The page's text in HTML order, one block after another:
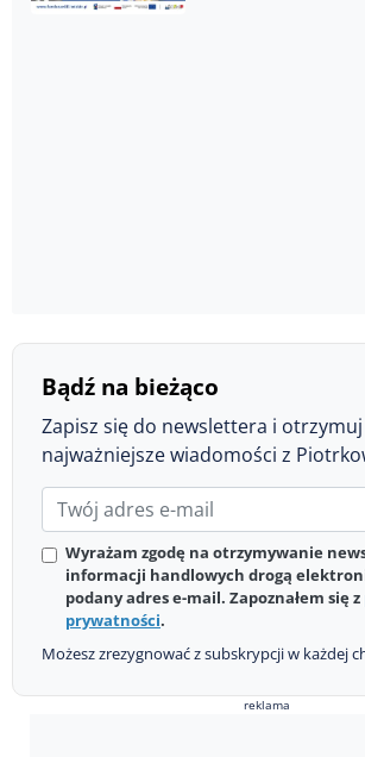
Bądź na bieżąco
Zapisz się do newslettera i otrzymuj
najważniejsze wiadomości z
Wyrażam zgodę na otrzymywanie
informacji handlowych drogą
podany adres e-mail. Zapoznałem się z
prywatności.
Możesz zrezygnować z subskrypcji w każdej
reklama